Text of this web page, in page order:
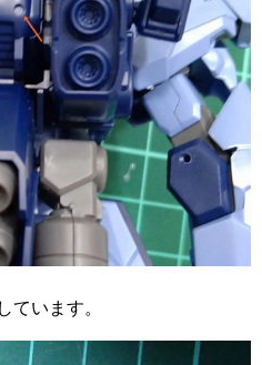
ています。